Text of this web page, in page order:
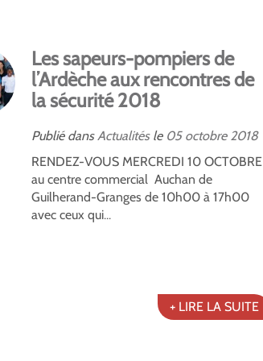
Les sapeurs-pompiers de
l’Ardèche aux rencontres de
la sécurité 2018
Publié dansActualitésle 05 octobre 2018
RENDEZ-VOUS MERCREDI 10 OCTOBRE
au centre commercial Auchan de
Guilherand-Granges de 10h00 à 17h00
avec ceux qui...
+ LIRE LA SUITE